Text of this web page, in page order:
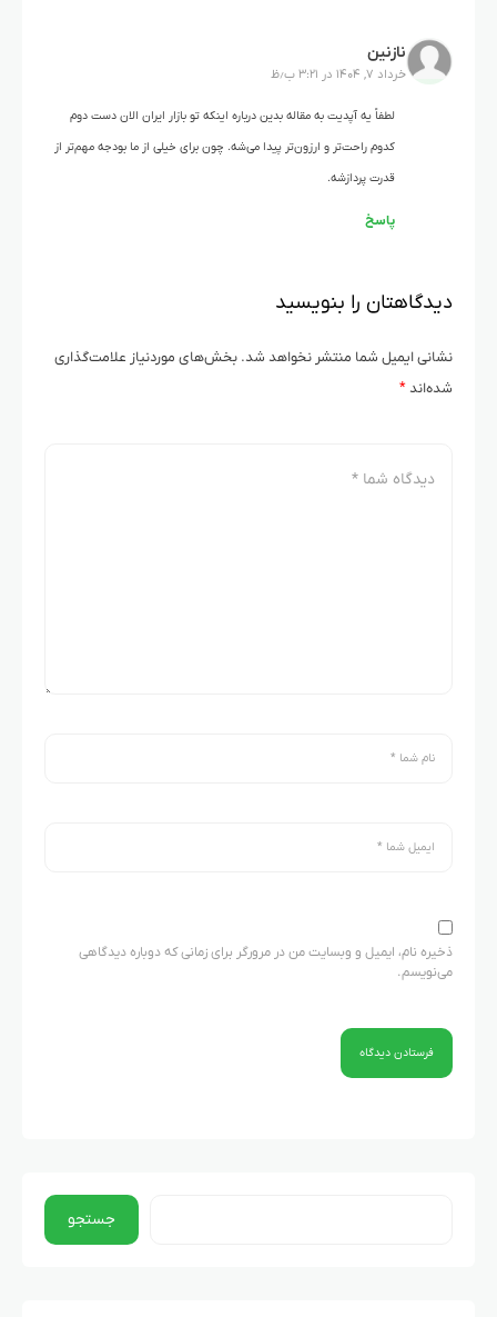
نازنین
خرداد ۷, ۱۴۰۴ در ۳:۲۱ ب٫ظ
لطفاً یه آپدیت به مقاله بدین درباره اینکه تو بازار ایران الان دست دوم
کدوم راحت‌تر و ارزون‌تر پیدا می‌شه. چون برای خیلی از ما بودجه مهم‌تر از
قدرت پردازشه.
پاسخ
دیدگاهتان را بنویسید
نشانی ایمیل شما منتشر نخواهد شد. بخش‌های موردنیاز علامت‌گذاری
شده‌اند*
ذخیره نام، ایمیل و وبسایت من در مرورگر برای زمانی که دوباره دیدگاهی
می‌نویسم.
جستجو